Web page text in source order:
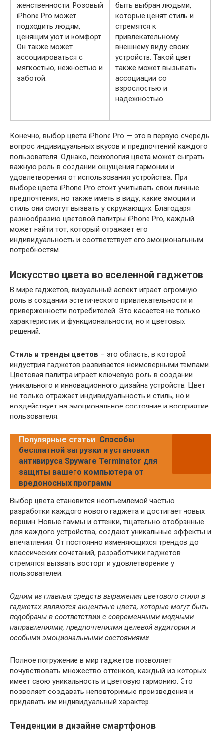
женственности. Розовый
iPhone Pro может
подходить людям,
ценящим уют и комфорт.
Он также может
ассоциироваться с
мягкостью, нежностью и
заботой.
быть выбран людьми,
которые ценят стиль и
стремятся к
привлекательному
внешнему виду своих
устройств. Такой цвет
также может вызывать
ассоциации со
взрослостью и
надежностью.
Конечно, выбор цвета iPhone Pro — это в первую очередь
вопрос индивидуальных вкусов и предпочтений каждого
пользователя. Однако, психология цвета может сыграть
важную роль в создании ощущения гармонии и
удовлетворения от использования устройства. При
выборе цвета iPhone Pro стоит учитывать свои личные
предпочтения, но также иметь в виду, какие эмоции и
стиль они смогут вызвать у окружающих. Благодаря
разнообразию цветовой палитры iPhone Pro, каждый
может найти тот, который отражает его
индивидуальность и соответствует его эмоциональным
потребностям.
Искусство цвета во вселенной гаджетов
В мире гаджетов, визуальный аспект играет огромную
роль в создании эстетического привлекательности и
приверженности потребителей. Это касается не только
характеристик и функциональности, но и цветовых
решений.
Стиль и тренды цветов – это область, в которой
индустрия гаджетов развивается неимоверными темпами.
Цветовая палитра играет ключевую роль в создании
уникального и инновационного дизайна устройств. Цвет
не только отражает индивидуальность и стиль, но и
воздействует на эмоциональное состояние и восприятие
пользователя.
Популярные статьи Способы
бесплатной загрузки и установки
антивируса Spyware Terminator для
защиты вашего компьютера от
вредоносных программ
Выбор цвета становится неотъемлемой частью
разработки каждого нового гаджета и достигает новых
вершин. Новые гаммы и оттенки, тщательно отобранные
для каждого устройства, создают уникальные эффекты и
впечатления. От постоянно изменяющихся трендов до
классических сочетаний, разработчики гаджетов
стремятся вызвать восторг и удовлетворение у
пользователей.
Одним из главных средств выражения цветового стиля в
гаджетах являются акцентные цвета, которые могут быть
подобраны в соответствии с современными модными
направлениями, предпочтениями целевой аудитории и
особыми эмоциональными состояниями.
Полное погружение в мир гаджетов позволяет
почувствовать множество оттенков, каждый из которых
имеет свою уникальность и цветовую гармонию. Это
позволяет создавать неповторимые произведения и
придавать им индивидуальный характер.
Тенденции в дизайне смартфонов